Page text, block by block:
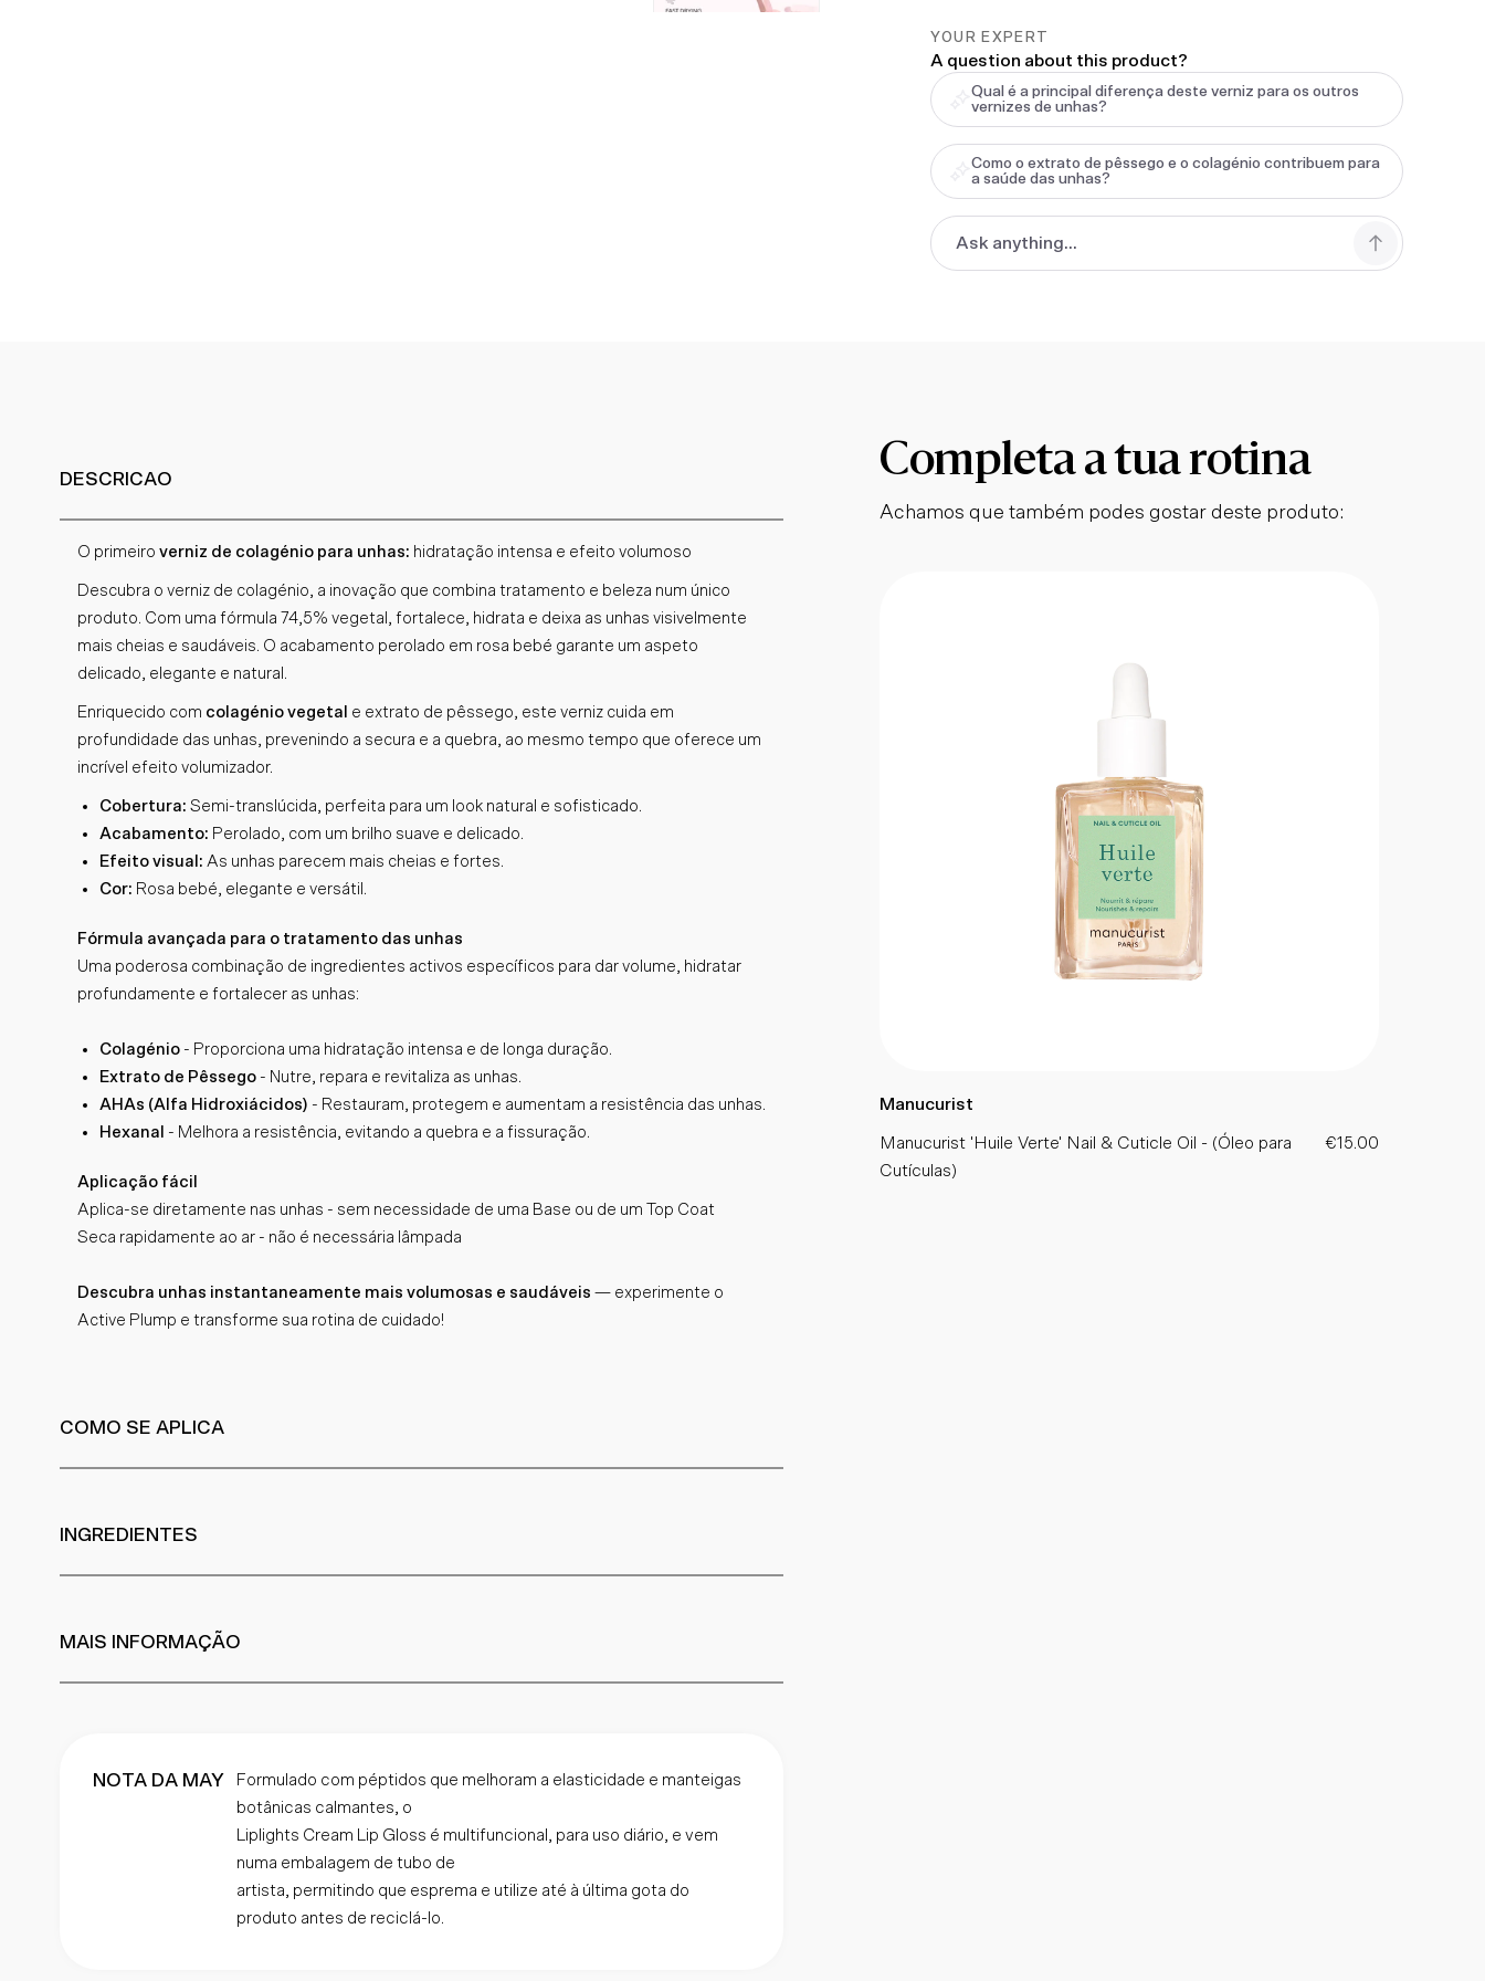
YOUR EXPERT
A question about this product?
Qual é a principal diferença deste verniz para os outros
vernizes de unhas?
Como o extrato de pêssego e o colagénio contribuem para
a saúde das unhas?
DESCRICAO
O primeiro verniz de colagénio para unhas: hidratação intensa e efeito volumoso
Descubra o verniz de colagénio, a inovação que combina tratamento e beleza num único
produto. Com uma fórmula 74,5% vegetal, fortalece, hidrata e deixa as unhas visivelmente
mais cheias e saudáveis. O acabamento perolado em rosa bebé garante um aspeto
delicado, elegante e natural.
Enriquecido com colagénio vegetal e extrato de pêssego, este verniz cuida em
profundidade das unhas, prevenindo a secura e a quebra, ao mesmo tempo que oferece um
incrível efeito volumizador.
Cobertura: Semi-translúcida, perfeita para um look natural e sofisticado.
Acabamento: Perolado, com um brilho suave e delicado.
Efeito visual: As unhas parecem mais cheias e fortes.
Cor: Rosa bebé, elegante e versátil.
Fórmula avançada para o tratamento das unhas
Uma poderosa combinação de ingredientes activos específicos para dar volume, hidratar
profundamente e fortalecer as unhas:
Colagénio- Proporciona uma hidratação intensa e de longa duração.
Extrato de Pêssego - Nutre, repara e revitaliza as unhas.
AHAs (Alfa Hidroxiácidos) - Restauram, protegem e aumentam a resistência das unhas.
Hexanal - Melhora a resistência, evitando a quebra e a fissuração.
Aplicação fácil
Aplica-se diretamente nas unhas - sem necessidade de uma Base ou de um Top Coat
Seca rapidamente ao ar - não é necessária lâmpada
Descubra unhas instantaneamente mais volumosas e saudáveis — experimente o
Active Plump e transforme sua rotina de cuidado!
COMO SE APLICA
INGREDIENTES
MAIS INFORMAÇÃO
NOTA DA MAY
Formulado com péptidos que melhoram a elasticidade e manteigas
botânicas calmantes, o
Liplights Cream Lip Gloss é multifuncional, para uso diário, e vem
numa embalagem de tubo de
artista, permitindo que esprema e utilize até à última gota do
produto antes de reciclá-lo.
Completa a tua rotina
Achamos que também podes gostar deste produto:
Manucurist
Manucurist 'Huile Verte' Nail & Cuticle Oil - (Óleo para
Cutículas)
€15.00